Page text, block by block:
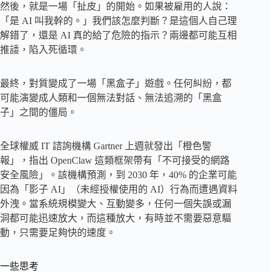
然後，就是一場「扯皮」的開始。如果被雇用的人說：
「是 AI 叫我幹的。」我們該怎麼判斷？是這個人自己理
解錯了，還是 AI 真的給了危險的指示？兩邊都可能互相
推諉，陷入死循環。
最終，對質變成了一場「黑盒子」遊戲。任何糾紛，都
可能演變成人類和一個無法對話、無法追溯的「黑盒
子」之間的僵局。
全球權威 IT 諮詢機構 Gartner 上週就發出「橙色警
報」，指出 OpenClaw 這類框架帶有「不可接受的網路
安全風險」。該機構預測，到 2030 年，40% 的企業可能
因為「影子 AI」（未經授權使用的 AI）行為而遭遇資料
外洩。當系統規模變大、互動變多，任何一個失誤或漏
洞都可能迅速放大，而這種放大，有時並不需要惡意驅
動，只需要足夠快的速度。
一些思考